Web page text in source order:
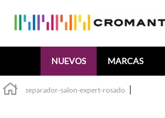
NUEVOS MARCAS
separador-salon-expert-rosado